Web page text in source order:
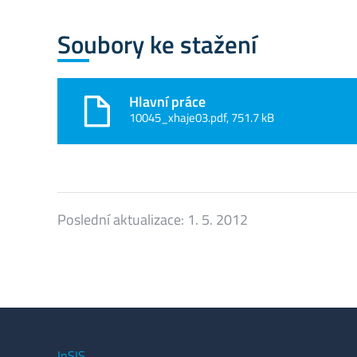
Soubory ke stažení
Hlavní práce
10045_xhaje03.pdf, 751.7 kB
Poslední aktualizace: 1. 5. 2012